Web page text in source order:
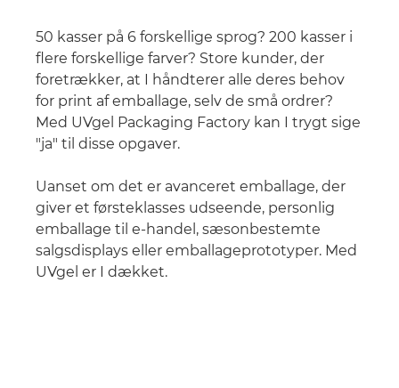
50 kasser på 6 forskellige sprog? 200 kasser i
flere forskellige farver? Store kunder, der
foretrækker, at I håndterer alle deres behov
for print af emballage, selv de små ordrer?
Med UVgel Packaging Factory kan I trygt sige
"ja" til disse opgaver.
Uanset om det er avanceret emballage, der
giver et førsteklasses udseende, personlig
emballage til e-handel, sæsonbestemte
salgsdisplays eller emballageprototyper. Med
UVgel er I dækket.